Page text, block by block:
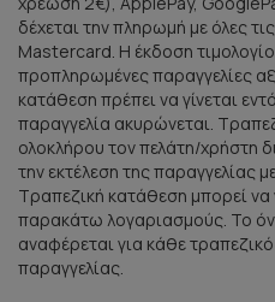
δέχεται την πληρωμή με όλες
Mastercard. Η έκδοση
προπληρωμένες παραγγελίες
κατάθεση πρέπει να γίνεται
παραγγελία ακυρώνεται.
ολοκλήρου τον πελάτη/χρήστη
την εκτέλεση της παραγγελίας
Τραπεζική κατάθεση μπορεί να
παρακάτω λογαριασμούς. Το
αναφέρεται για κάθε
παραγγελίας.